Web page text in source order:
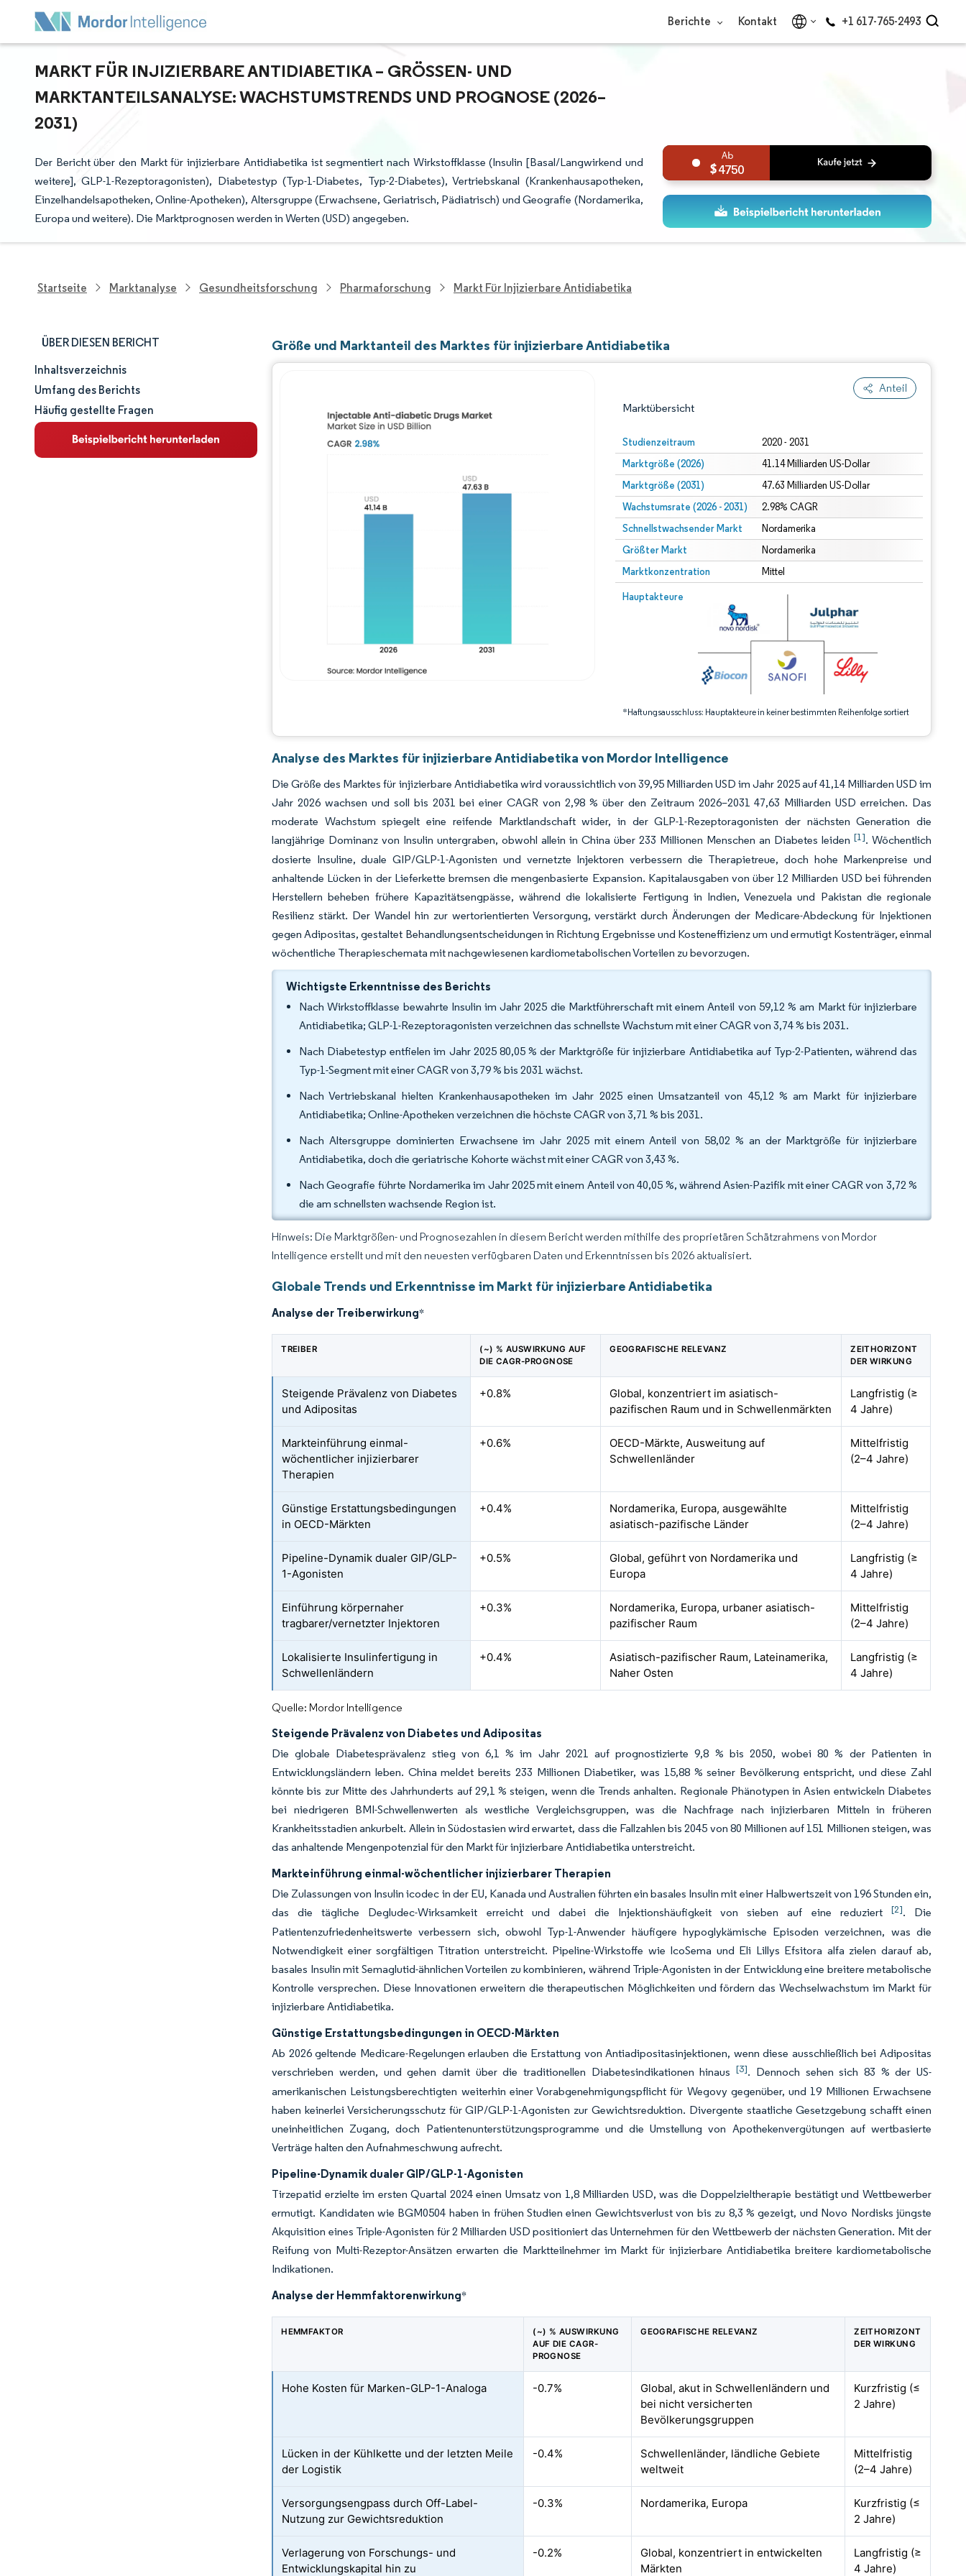
Berichte Kontakt +1 617-765-2493
MARKT FÜR INJIZIERBARE ANTIDIABETIKA – GRÖSSEN- UND M
ARKTANTEILSANALYSE: WACHSTUMSTRENDS UND PROGNOSE (2026–2
031)
Der Bericht über den Markt für injizierbare Antidiabetika ist segmentiert nach Wirkstoffklasse (Insulin [Basal/Langwirkend und
weitere], GLP-1-Rezeptoragonisten), Diabetestyp (Typ-1-Diabetes, Typ-2-Diabetes), Vertriebskanal (Krankenhausapotheken,
Einzelhandelsapotheken, Online-Apotheken), Altersgruppe (Erwachsene, Geriatrisch, Pädiatrisch) und Geografie (Nordamerika,
Europa und weitere). Die Marktprognosen werden in Werten (USD) angegeben.
4750
Startseite Marktanalyse Gesundheitsforschung Pharmaforschung Markt Für Injizierbare Antidiabetika
ÜBER DIESEN BERICHT
Marktgröße und -anteil
Marktanalyse
Trends und Einblicke
Inhaltsverzeichnis
Umfang des Berichts
Häufig gestellte Fragen
Größe und Marktanteil des Marktes für injizierbare Antidiabetika
Anteil
Marktübersicht
Studienzeitraum 2020 - 2031
Marktgröße (2026) 41.14 Milliarden US-Dollar
Marktgröße (2031) 47.63 Milliarden US-Dollar
Wachstumsrate (2026 - 2031) 2.98% CAGR
Schnellstwachsender Markt Nordamerika
Größter Markt Nordamerika
Marktkonzentration Mittel
Hauptakteure
*Haftungsausschluss: Hauptakteure in keiner bestimmten Reihenfolge sortiert
Bild © Mordor Intelligence. Wiederverwendung erfordert Namensnennung gemäß CC BY 4.0.
Bild © Mordor Intelligence. Wiederverwendung erfordert Namensnennung gemäß CC BY 4.0.
Analyse des Marktes für injizierbare Antidiabetika von Mordor Intelligence
Die Größe des Marktes für injizierbare Antidiabetika wird voraussichtlich von 39,95 Milliarden USD im Jahr 2025 auf 41,14 Milliarden USD im
Jahr 2026 wachsen und soll bis 2031 bei einer CAGR von 2,98 % über den Zeitraum 2026–2031 47,63 Milliarden USD erreichen. Das
moderate Wachstum spiegelt eine reifende Marktlandschaft wider, in der GLP-1-Rezeptoragonisten der nächsten Generation die
langjährige Dominanz von Insulin untergraben, obwohl allein in China über 233 Millionen Menschen an Diabetes leiden[1]. Wöchentlich
dosierte Insuline, duale GIP/GLP-1-Agonisten und vernetzte Injektoren verbessern die Therapietreue, doch hohe Markenpreise und
anhaltende Lücken in der Lieferkette bremsen die mengenbasierte Expansion. Kapitalausgaben von über 12 Milliarden USD bei führenden
Herstellern beheben frühere Kapazitätsengpässe, während die lokalisierte Fertigung in Indien, Venezuela und Pakistan die regionale
Resilienz stärkt. Der Wandel hin zur wertorientierten Versorgung, verstärkt durch Änderungen der Medicare-Abdeckung für Injektionen
gegen Adipositas, gestaltet Behandlungsentscheidungen in Richtung Ergebnisse und Kosteneffizienz um und ermutigt Kostenträger, einmal
wöchentliche Therapieschemata mit nachgewiesenen kardiometabolischen Vorteilen zu bevorzugen.
Wichtigste Erkenntnisse des Berichts
Nach Wirkstoffklasse bewahrte Insulin im Jahr 2025 die Marktführerschaft mit einem Anteil von 59,12 % am Markt für injizierbare
Antidiabetika; GLP-1-Rezeptoragonisten verzeichnen das schnellste Wachstum mit einer CAGR von 3,74 % bis 2031.
Nach Diabetestyp entfielen im Jahr 2025 80,05 % der Marktgröße für injizierbare Antidiabetika auf Typ-2-Patienten, während das
Typ-1-Segment mit einer CAGR von 3,79 % bis 2031 wächst.
Nach Vertriebskanal hielten Krankenhausapotheken im Jahr 2025 einen Umsatzanteil von 45,12 % am Markt für injizierbare
Antidiabetika; Online-Apotheken verzeichnen die höchste CAGR von 3,71 % bis 2031.
Nach Altersgruppe dominierten Erwachsene im Jahr 2025 mit einem Anteil von 58,02 % an der Marktgröße für injizierbare
Antidiabetika, doch die geriatrische Kohorte wächst mit einer CAGR von 3,43 %.
Nach Geografie führte Nordamerika im Jahr 2025 mit einem Anteil von 40,05 %, während Asien-Pazifik mit einer CAGR von 3,72 %
die am schnellsten wachsende Region ist.
Hinweis: Die Marktgrößen- und Prognosezahlen in diesem Bericht werden mithilfe des proprietären Schätzrahmens von Mordor
Intelligence erstellt und mit den neuesten verfügbaren Daten und Erkenntnissen bis 2026 aktualisiert.
Globale Trends und Erkenntnisse im Markt für injizierbare Antidiabetika
Analyse der Treiberwirkung*
TREIBER
(~) % AUSWIRKUNG AUF
DIE CAGR-PROGNOSE
GEOGRAFISCHE RELEVANZ
ZEITHORIZONT
DER WIRKUNG
Steigende Prävalenz von Diabetes
und Adipositas
+0.8%
Global, konzentriert im asiatisch-
pazifischen Raum und in Schwellenmärkten
Langfristig (≥
4 Jahre)
Markteinführung einmal-
wöchentlicher injizierbarer
Therapien
+0.6%
OECD-Märkte, Ausweitung auf
Schwellenländer
Mittelfristig
(2–4 Jahre)
Günstige Erstattungsbedingungen
in OECD-Märkten
+0.4%
Nordamerika, Europa, ausgewählte
asiatisch-pazifische Länder
Mittelfristig
(2–4 Jahre)
Pipeline-Dynamik dualer GIP/GLP-
1-Agonisten
+0.5%
Global, geführt von Nordamerika und
Europa
Langfristig (≥
4 Jahre)
Einführung körpernaher
tragbarer/vernetzter Injektoren
+0.3%
Nordamerika, Europa, urbaner asiatisch-
pazifischer Raum
Mittelfristig
(2–4 Jahre)
Lokalisierte Insulinfertigung in
Schwellenländern
+0.4%
Asiatisch-pazifischer Raum, Lateinamerika,
Naher Osten
Langfristig (≥
4 Jahre)
Quelle: Mordor Intelligence
Steigende Prävalenz von Diabetes und Adipositas
Die globale Diabetesprävalenz stieg von 6,1 % im Jahr 2021 auf prognostizierte 9,8 % bis 2050, wobei 80 % der Patienten in
Entwicklungsländern leben. China meldet bereits 233 Millionen Diabetiker, was 15,88 % seiner Bevölkerung entspricht, und diese Zahl
könnte bis zur Mitte des Jahrhunderts auf 29,1 % steigen, wenn die Trends anhalten. Regionale Phänotypen in Asien entwickeln Diabetes
bei niedrigeren BMI-Schwellenwerten als westliche Vergleichsgruppen, was die Nachfrage nach injizierbaren Mitteln in früheren
Krankheitsstadien ankurbelt. Allein in Südostasien wird erwartet, dass die Fallzahlen bis 2045 von 80 Millionen auf 151 Millionen steigen, was
das anhaltende Mengenpotenzial für den Markt für injizierbare Antidiabetika unterstreicht.
Markteinführung einmal-wöchentlicher injizierbarer Therapien
Die Zulassungen von Insulin icodec in der EU, Kanada und Australien führten ein basales Insulin mit einer Halbwertszeit von 196 Stunden ein,
das die tägliche Degludec-Wirksamkeit erreicht und dabei die Injektionshäufigkeit von sieben auf eine reduziert [2]. Die
Patientenzufriedenheitswerte verbessern sich, obwohl Typ-1-Anwender häufigere hypoglykämische Episoden verzeichnen, was die
Notwendigkeit einer sorgfältigen Titration unterstreicht. Pipeline-Wirkstoffe wie IcoSema und Eli Lillys Efsitora alfa zielen darauf ab,
basales Insulin mit Semaglutid-ähnlichen Vorteilen zu kombinieren, während Triple-Agonisten in der Entwicklung eine breitere metabolische
Kontrolle versprechen. Diese Innovationen erweitern die therapeutischen Möglichkeiten und fördern das Wechselwachstum im Markt für
injizierbare Antidiabetika.
Günstige Erstattungsbedingungen in OECD-Märkten
Ab 2026 geltende Medicare-Regelungen erlauben die Erstattung von Antiadipositasinjektionen, wenn diese ausschließlich bei Adipositas
verschrieben werden, und gehen damit über die traditionellen Diabetesindikationen hinaus[3]. Dennoch sehen sich 83 % der US-
amerikanischen Leistungsberechtigten weiterhin einer Vorabgenehmigungspflicht für Wegovy gegenüber, und 19 Millionen Erwachsene
haben keinerlei Versicherungsschutz für GIP/GLP-1-Agonisten zur Gewichtsreduktion. Divergente staatliche Gesetzgebung schafft einen
uneinheitlichen Zugang, doch Patientenunterstützungsprogramme und die Umstellung von Apothekenvergütungen auf wertbasierte
Verträge halten den Aufnahmeschwung aufrecht.
Pipeline-Dynamik dualer GIP/GLP-1-Agonisten
Tirzepatid erzielte im ersten Quartal 2024 einen Umsatz von 1,8 Milliarden USD, was die Doppelzieltherapie bestätigt und Wettbewerber
ermutigt. Kandidaten wie BGM0504 haben in frühen Studien einen Gewichtsverlust von bis zu 8,3 % gezeigt, und Novo Nordisks jüngste
Akquisition eines Triple-Agonisten für 2 Milliarden USD positioniert das Unternehmen für den Wettbewerb der nächsten Generation. Mit der
Reifung von Multi-Rezeptor-Ansätzen erwarten die Marktteilnehmer im Markt für injizierbare Antidiabetika breitere kardiometabolische
Indikationen.
Analyse der Hemmfaktorenwirkung*
HEMMFAKTOR
(~) % AUSWIRKUNG
AUF DIE CAGR-
PROGNOSE
GEOGRAFISCHE RELEVANZ
ZEITHORIZONT
DER WIRKUNG
Hohe Kosten für Marken-GLP-1-Analoga -0.7%
Global, akut in Schwellenländern und
bei nicht versicherten
Bevölkerungsgruppen
Kurzfristig (≤
2 Jahre)
Lücken in der Kühlkette und der letzten Meile
der Logistik
-0.4%
Schwellenländer, ländliche Gebiete
weltweit
Mittelfristig
(2–4 Jahre)
Versorgungsengpass durch Off-Label-
Nutzung zur Gewichtsreduktion
-0.3% Nordamerika, Europa
Kurzfristig (≤
2 Jahre)
Verlagerung von Forschungs- und
Entwicklungskapital hin zu
-0.2%
Global, konzentriert in entwickelten
Märkten
Langfristig (≥
4 Jahre)